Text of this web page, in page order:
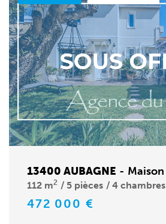
13400 AUBAGNE - Maison
112 m2 5 pièces 4 chambres
472 000 €